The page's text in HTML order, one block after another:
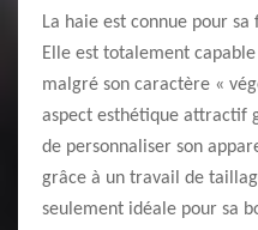
La haie est connue pour
Elle est totalement
malgré son caractère «
aspect esthétique attractif
de personnaliser son
grâce à un travail de
seulement idéale pour sa